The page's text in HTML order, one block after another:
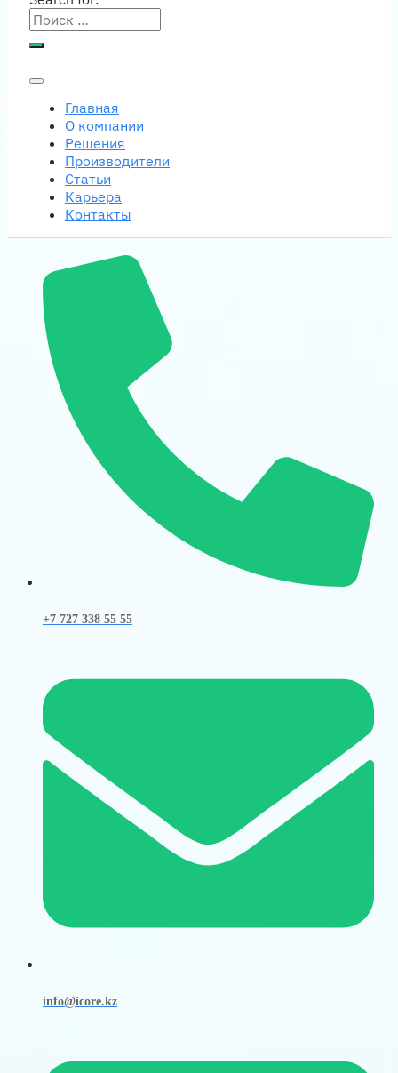
Главная
О компании
Решения
Производители
Статьи
Карьера
Контакты
+7 727 338 55 55
info@icore.kz